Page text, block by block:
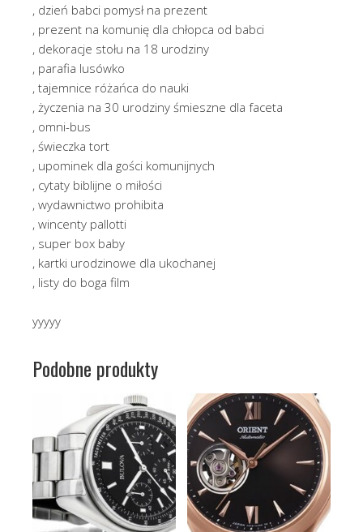
, dzień babci pomysł na prezent
, prezent na komunię dla chłopca od babci
, dekoracje stołu na 18 urodziny
, parafia lusówko
, tajemnice różańca do nauki
, życzenia na 30 urodziny śmieszne dla faceta
, omni-bus
, świeczka tort
, upominek dla gości komunijnych
, cytaty biblijne o miłości
, wydawnictwo prohibita
, wincenty pallotti
, super box baby
, kartki urodzinowe dla ukochanej
, listy do boga film
yyyyy
Podobne produkty